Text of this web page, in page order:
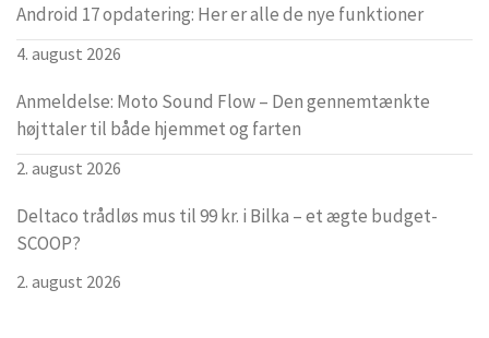
Android 17 opdatering: Her er alle de nye funktioner
4. august 2026
Anmeldelse: Moto Sound Flow – Den gennemtænkte
højttaler til både hjemmet og farten
2. august 2026
Deltaco trådløs mus til 99 kr. i Bilka – et ægte budget-
SCOOP?
2. august 2026